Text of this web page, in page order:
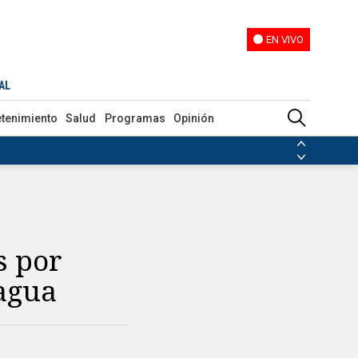
EN VIVO
Salud Programas Opinión
por